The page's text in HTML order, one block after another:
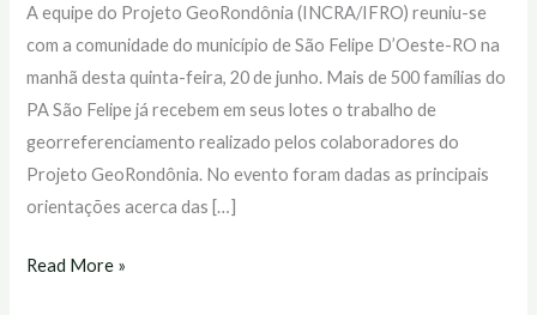
A equipe do Projeto GeoRondônia (INCRA/IFRO) reuniu-se
com a comunidade do município de São Felipe D’Oeste-RO na
manhã desta quinta-feira, 20 de junho. Mais de 500 famílias do
PA São Felipe já recebem em seus lotes o trabalho de
georreferenciamento realizado pelos colaboradores do
Projeto GeoRondônia. No evento foram dadas as principais
orientações acerca das […]
Read More »